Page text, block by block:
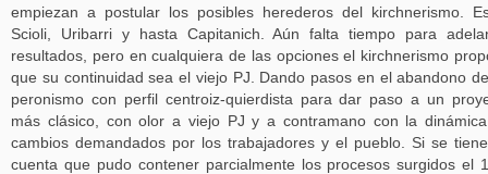
empiezan a postular los posibles herederos del kirchnerismo.
Scioli, Uribarri y hasta Capitanich. Aún falta tiempo para
resultados, pero en cualquiera de las opciones el kirchnerismo
que su continuidad sea el viejo PJ. Dando pasos en el abandono
peronismo con perfil centroiz-quierdista para dar paso a un
más clásico, con olor a viejo PJ y a contramano con la
cambios demandados por los trabajadores y el pueblo. Si se
cuenta que pudo contener parcialmente los procesos surgidos el